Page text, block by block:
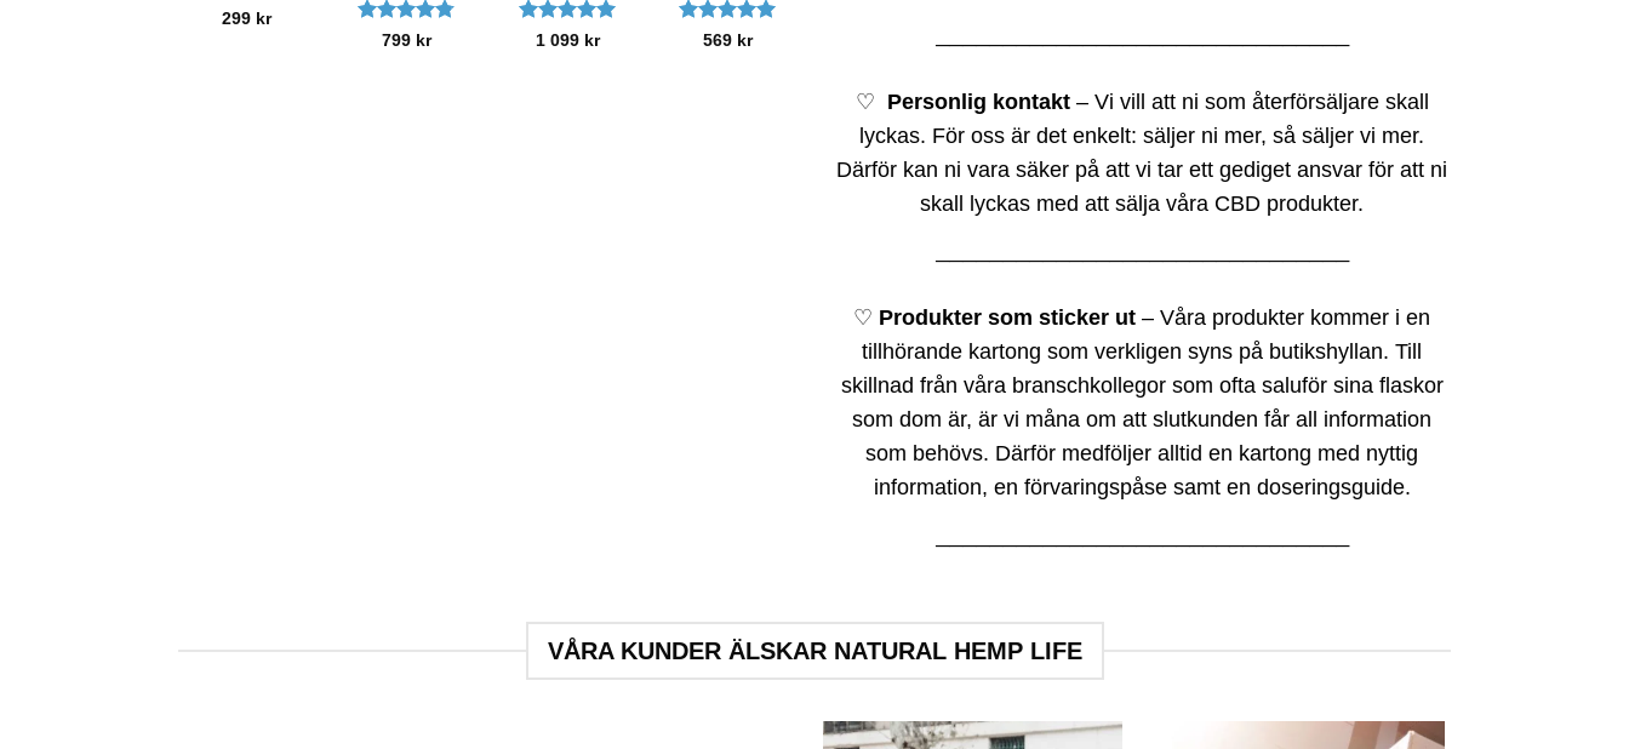
Betygsatt
299 kr
Betygsatt
799 kr Betygsatt5
1 099 kr Betygsatt
569 kr ───────────────────────────────
♡ Personlig kontakt – Vi vill att ni som återförsäljare skall
lyckas. För oss är det enkelt: säljer ni mer, så säljer vi mer.
Därför kan ni vara säker på att vi tar ett gediget ansvar för att ni
skall lyckas med att sälja våra CBD produkter.
───────────────────────────────
♡ Produkter som sticker ut – Våra produkter kommer i en
tillhörande kartong som verkligen syns på butikshyllan. Till
skillnad från våra branschkollegor som ofta saluför sina flaskor
som dom är, är vi måna om att slutkunden får all information
som behövs. Därför medföljer alltid en kartong med nyttig
information, en förvaringspåse samt en doseringsguide.
───────────────────────────────
VÅRA KUNDER ÄLSKAR NATURAL HEMP LIFE